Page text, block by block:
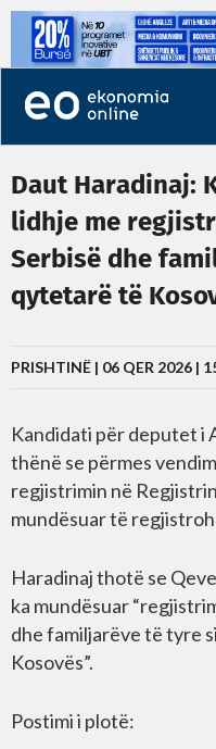
Daut Haradinaj:
lidhje me
Serbisë dhe
qytetarë të
PRISHTINË | 06 QER 2026 |
Kandidati për deputet i
thënë se përmes
regjistrimin në
mundësuar të
Haradinaj thotë se
ka mundësuar
dhe familjarëve të tyre
Kosovës”.
Postimi i plotë: